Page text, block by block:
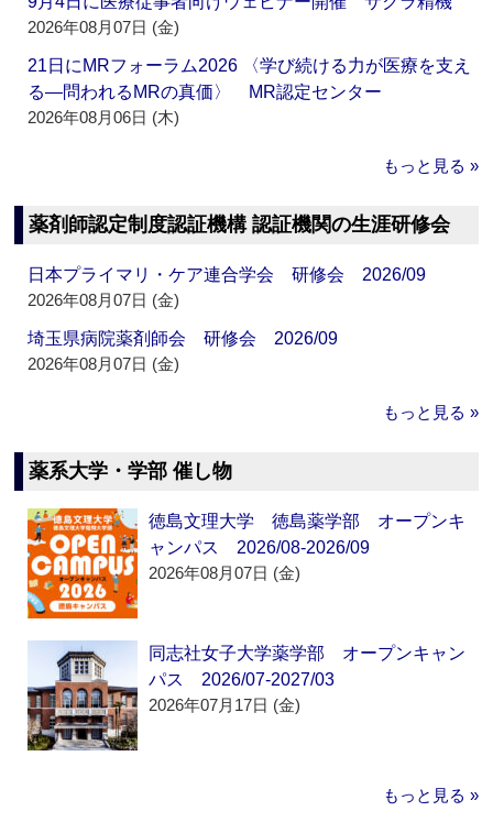
2026年08月07日 (金)
21日にMRフォーラム2026 〈学び続ける力が医療を支え
る―問われるMRの真価〉 MR認定センター
2026年08月06日 (木)
もっと見る »
薬剤師認定制度認証機構 認証機関の生涯研修会
日本プライマリ・ケア連合学会 研修会 2026/09
2026年08月07日 (金)
埼玉県病院薬剤師会 研修会 2026/09
2026年08月07日 (金)
もっと見る »
薬系大学・学部 催し物
徳島文理大学 徳島薬学部 オープンキ
ャンパス 2026/08-2026/09
2026年08月07日 (金)
同志社女子大学薬学部 オープンキャン
パス 2026/07-2027/03
2026年07月17日 (金)
もっと見る »